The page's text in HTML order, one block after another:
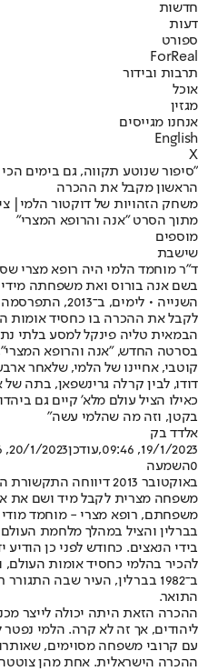
חדשות
דעות
ספורט
ForReal
תרבות ובידור
אוכל
מגזין
אנחנו מגייסים
English
X
"סיפור שנוטע תקווה, גם בימים
הראשון מקבל את ההכרה
מתוך הסרט "אנה והרופא המצרי"
מוספים
שישבת
ד"ר מוחמד הלמי היה רופא מצרי
בשם אנה בורוס ואת משפחתה
השנייה •
לקבל את ההכרה בו כחסיד אומות
הבמאית טליה פינקל למסע בלתי
בסרטה החדש, "אנה והרופא
קוטבי, אחיינו של הלמי, שלאחר
דודו, לבין קרלה גרינשפאן, בתה
כאילו הציל עולם מלא' קיים גם
בקטן, וזה מה שהלמי עשה"
אלדד בק
19/1/2023, 09:46
,עודכן20/1/2023, 06:06
0השמעה
באוקטובר 2013 דיווחה
משפחה מצרית לקבל מיד ושם את
משפחתם, רופא מצרי - מוחמד מודי
בברלין והציל במהלך מלחמת
בידי הנאצים. כחודש לפני כן
להכיר בהלמי כחסיד אומות העולם,
ב־1982 בברלין, העיר שבה
התואר.
ההכרה הזאת היתה יכולה לייצר
ליהודים, אך זה לא קרה. הלמי נפטר
עם קרובי משפחה מסוימים,
ההכרה הישראלית. אחת מהן